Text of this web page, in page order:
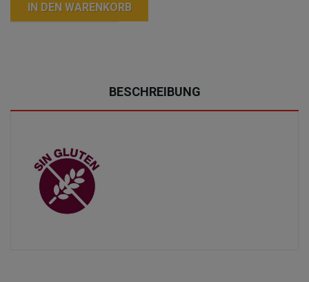
IN DEN WARENKORB
BESCHREIBUNG